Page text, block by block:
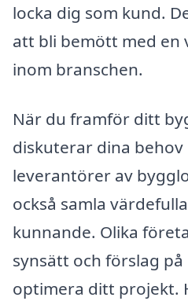
locka dig som kund.
att bli bemött med en
inom branschen.
När du framför ditt
diskuterar dina behov
leverantörer av
också samla
kunnande. Olika
synsätt och förslag
optimera ditt projekt.